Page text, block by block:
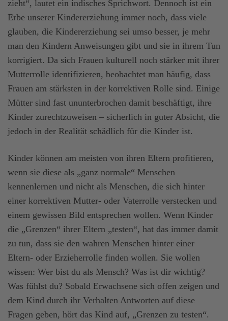
zieht“, lautet ein indisches Sprichwort. Dennoch ist ein
Erbe unserer Kindererziehung immer noch, dass viele
glauben, die Kindererziehung sei umso besser, je mehr
man den Kindern Anweisungen gibt und sie in ihrem Tun
korrigiert. Da sich Frauen kulturell noch stärker mit ihrer
Mutterrolle identifizieren, beobachtet man häufig, dass
Frauen am stärksten in der korrektiven Rolle sind. Einige
Mütter sind fast ununterbrochen damit beschäftigt, ihre
Kinder zurechtzuweisen – sicherlich in guter Absicht, die
jedoch in der Realität schädlich für die Kinder ist.
Kinder können am meisten von ihren Eltern profitieren,
wenn sie diese als „ganz normale“ Menschen
kennenlernen und nicht als Menschen, die sich hinter
einer korrektiven Mutter- oder Vaterrolle verstecken und
einem gewissen Bild entsprechen wollen. Wenn Kinder
die „Grenzen“ ihrer Eltern „testen“, hat das immer damit
zu tun, dass sie den wahren Menschen hinter einer
Eltern- oder Erzieherrolle finden wollen. Sie wollen
wissen: Wer bist du als Mensch? Was ist dir wichtig?
Was fühlst du? Sobald Erwachsene sich offen zeigen und
dem Kind durch ihr Verhalten Antworten auf diese
Fragen geben, hört das Kind auf, „Grenzen zu testen“.